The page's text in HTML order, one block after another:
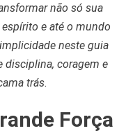
A
Sua
Cama:
não só sua
e até o mundo
neste guia
disciplina, coragem e
trás.
Força